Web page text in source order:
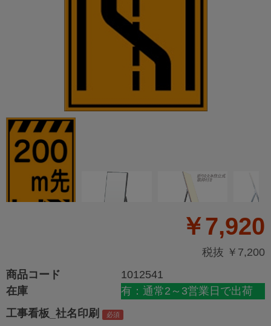
￥7,920
税抜 ￥7,200
商品コード
1012541
在庫
有：通常2～3営業日で出荷
工事看板_社名印刷